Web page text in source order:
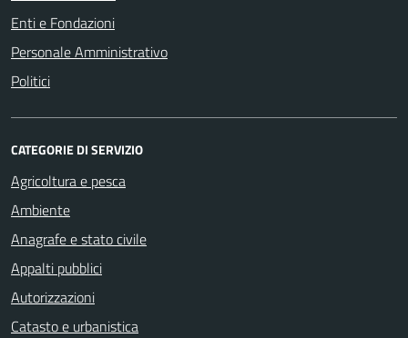
Enti e Fondazioni
Personale Amministrativo
Politici
CATEGORIE DI SERVIZIO
Agricoltura e pesca
Ambiente
Anagrafe e stato civile
Appalti pubblici
Autorizzazioni
Catasto e urbanistica